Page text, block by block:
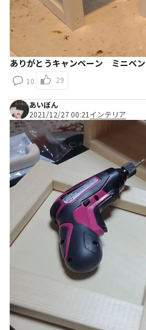
ありがとうキャンペーン ミニベ
10 29
あいぼん
2021/12/27 00:21 インテリア